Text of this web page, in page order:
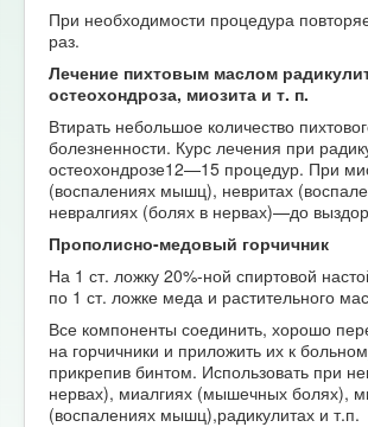
При необходимости процедура
раз.
Лечение пихтовым маслом
остеохондроза, миозита и т. п.
Втирать небольшое количество
болезненности. Курс лечения при
остеохондрозе12—15 процедур. При
(воспалениях мышц), невритах
невралгиях (болях в нервах)—до
Прополисно-медовый горчичник
На 1 ст. ложку 20%-ной спиртовой
по 1 ст. ложке меда и растительного
Все компоненты соединить, хорошо
на горчичники и приложить их к
прикрепив бинтом. Использовать при
нервах), миалгиях (мышечных болях),
(воспалениях мышц),радикулитах и т.п.